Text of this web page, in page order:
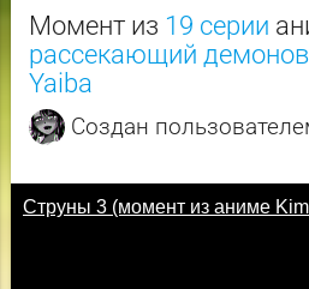
Момент из 19 серии
рассекающий
Yaiba
Создан